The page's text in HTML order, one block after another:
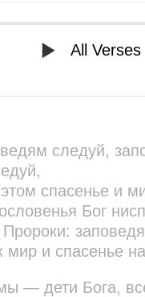
All Verses
следуй,
спасенье и
Бог
Пророки:
мир и спасенье
— дети Бога,